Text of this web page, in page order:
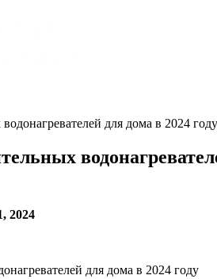
для дома в 2024 году
2024